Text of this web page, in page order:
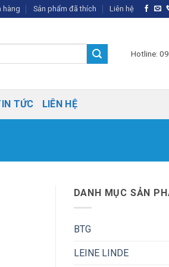
hàng Sản phẩm đã thích Liên hệ
Hotline:
TỨC LIÊN HỆ
DANH MỤC SẢN
BTG
LEINE LINDE